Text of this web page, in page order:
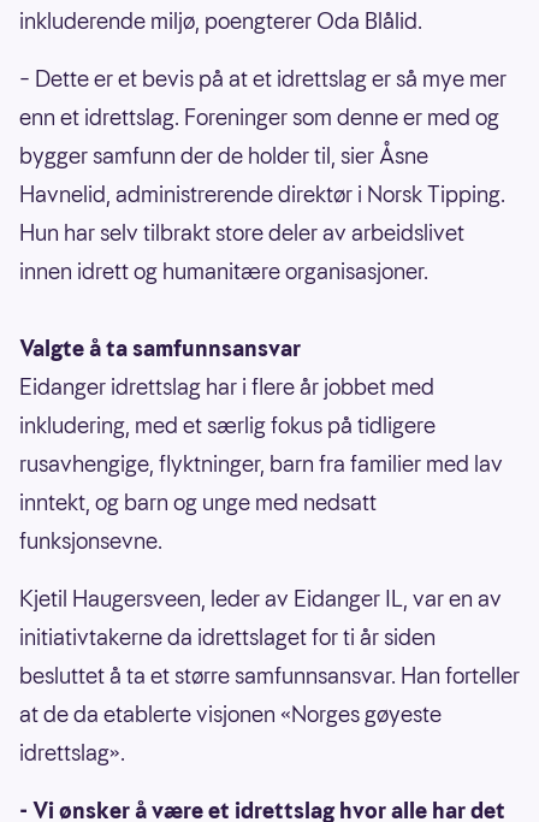
inkluderende miljø, poengterer Oda Blålid.
– Dette er et bevis på at et idrettslag er så mye mer
enn et idrettslag. Foreninger som denne er med og
bygger samfunn der de holder til, sier Åsne
Havnelid, administrerende direktør i Norsk Tipping.
Hun har selv tilbrakt store deler av arbeidslivet
innen idrett og humanitære organisasjoner.
Valgte å ta samfunnsansvar
Eidanger idrettslag har i flere år jobbet med
inkludering, med et særlig fokus på tidligere
rusavhengige, flyktninger, barn fra familier med lav
inntekt, og barn og unge med nedsatt
funksjonsevne.
Kjetil Haugersveen, leder av Eidanger IL, var en av
initiativtakerne da idrettslaget for ti år siden
besluttet å ta et større samfunnsansvar. Han forteller
at de da etablerte visjonen «Norges gøyeste
idrettslag».
- Vi ønsker å være et idrettslag hvor alle har det